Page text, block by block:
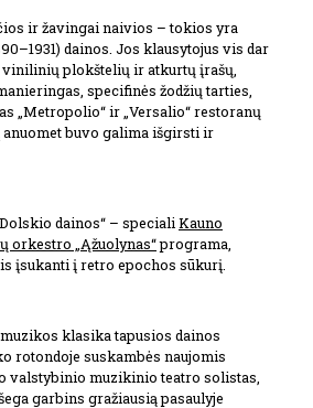
ir žavingai naivios – tokios yra
dainos. Jos klausytojus vis dar
plokštelių ir atkurtų įrašų,
specifinės žodžių tarties,
„Metropolio“ ir „Versalio“ restoranų
anuomet buvo galima išgirsti ir
dainos“ – speciali Kauno
orkestro „Ąžuolynas“programa,
įsukanti į retro epochos sūkurį.
klasika tapusios dainos
rotondoje suskambės naujomis
valstybinio muzikinio teatro solistas,
garbins gražiausią pasaulyje